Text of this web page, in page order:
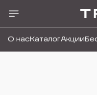
О нас КаталогАкции